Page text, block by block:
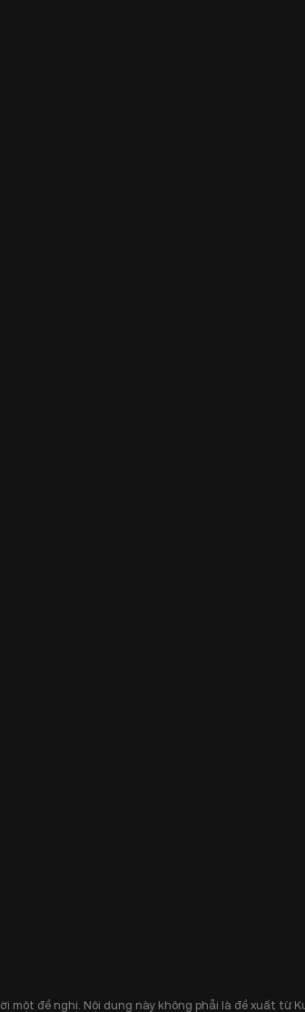
đề nghị. Nội dung này không phải là đề xuất từ